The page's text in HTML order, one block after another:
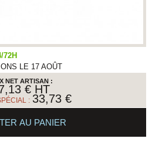
72H
LE 17 AOÛT
NET ARTISAN :
€HT
: 33,73 €
AU PANIER